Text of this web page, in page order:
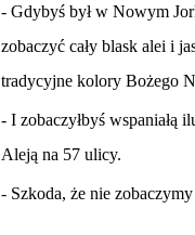
- Gdybyś był w Nowym
zobaczyć cały blask alei i
tradycyjne kolory Bożego
- I zobaczyłbyś wspaniałą
Aleją na 57 ulicy.
- Szkoda, że nie